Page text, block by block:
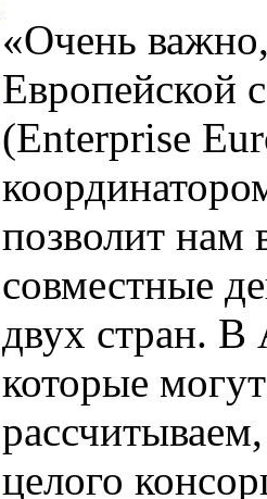
«Очень
Европейской
(Enterprise
позволит нам
совместные
двух стран. В
которые
целого